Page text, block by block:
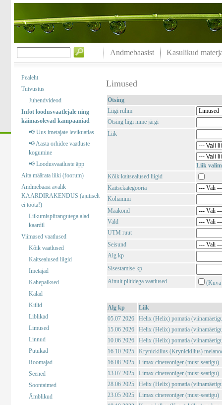
Andmebaasist Kasulikud
Pealeht
Tutvustus
Juhendvideod
Infot loodusvaatlejale ning
käimasolevad kampaaniad
📢 Uus imetajate levikuatlas
📢 Aasta orhidee vaatluste
kogumine
📢 Loodusvaatluste äpp
Aita määrata liiki (foorum)
Andmebaasi avalik
KAARDIRAKENDUS (ajutiselt
ei tööta!)
Liikumispiirangutega alad
kaardil
Viimased vaatlused
Kõik vaatlused
Kaitsealused liigid
Imetajad
Kahepaiksed
Kalad
Kiilid
Liblikad
Limused
Linnud
Putukad
Roomajad
Seened
Soontaimed
Ämblikud
Limused
Otsing
Liigi rühm
Otsing liigi nime järgi
Liik
Liik
Kõik kaitsealused liigid
Kaitsekategooria
Kohanimi
Maakond
Vald
UTM ruut
Seisund
Alg kp
Sisestamise kp
Ainult piltidega vaatlused
(Kuva
Alg kp
Liik
05.07 2026
Helix (Helix) pomatia
15.06 2026
Helix (Helix) pomatia
10.06 2026
Helix (Helix) pomatia
16.10 2025
Krynickillus (Krynickillus)
16.08 2025
Limax cinereoniger (must-seatigu)
13.07 2025
Limax cinereoniger (must-seatigu)
28.06 2025
Helix (Helix) pomatia
23.05 2025
Limax cinereoniger (must-seatigu)